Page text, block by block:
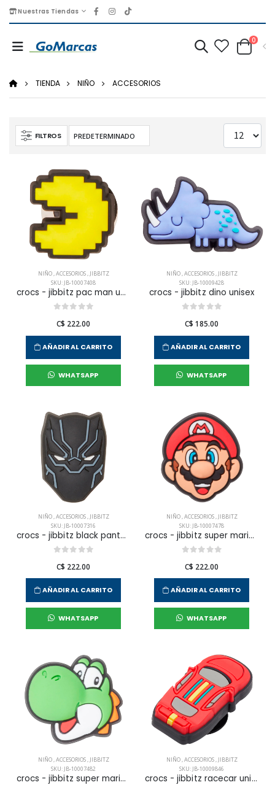
Nuestras Tiendas
0
TIENDA NIÑO ACCESORIOS
FILTROS
NIÑO,ACCESORIOS, JIBBITZ
SKU: JB-10007408
crocs - jibbitz pac man unisex
C$ 222.00
AÑADIR AL CARRITO
WHATSAPP
NIÑO,ACCESORIOS, JIBBITZ
SKU: JB-10009428
crocs - jibbitz dino unisex
C$ 185.00
AÑADIR AL CARRITO
WHATSAPP
NIÑO,ACCESORIOS, JIBBITZ
SKU: JB-10007316
crocs - jibbitz black panther unisex
C$ 222.00
AÑADIR AL CARRITO
WHATSAPP
NIÑO,ACCESORIOS, JIBBITZ
SKU: JB-10007478
crocs - jibbitz super mario unisex
C$ 222.00
AÑADIR AL CARRITO
WHATSAPP
NIÑO,ACCESORIOS, JIBBITZ
SKU: JB-10007482
crocs - jibbitz super mario yoshi unisex
NIÑO,ACCESORIOS, JIBBITZ
SKU: JB-10009846
crocs - jibbitz racecar unisex